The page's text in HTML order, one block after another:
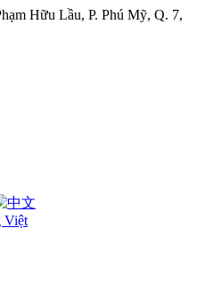
Hữu Lầu, P. Phú Mỹ, Q. 7,
Việt